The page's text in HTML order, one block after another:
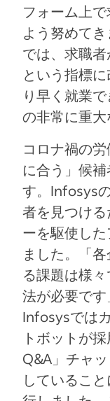
フォーム上
よう努めて
では、求職
という指標
り早く就業
の非常に重大
コロナ禍の
に合う」候
す。Infosys
者を見つけ
ーを駆使し
ました。「
る課題は様
法が必要です
Infosysでは
トボットが
Q&A」チャ
しているこ